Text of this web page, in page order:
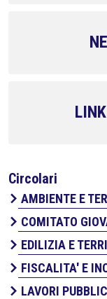
Circolari
AMBIENTE E
COMITATO
EDILIZIA E
FISCALITA' E
LAVORI